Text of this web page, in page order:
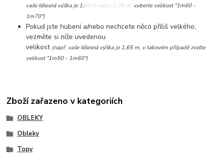
vaše tělesná výška je 1,65 m nebo 1,70 m, vyberte velikost "1m60 -
1m70")
Pokud jste hubení a/nebo nechcete něco příliš velkého,
vezměte si níže uvedenou
velikost (např. vaše tělesná výška je 1,65 m, v takovém případě zvolte
velikost "1m50 - 1m60")
Zboží zařazeno v kategoriích
OBLEKY
Obleky
Topy